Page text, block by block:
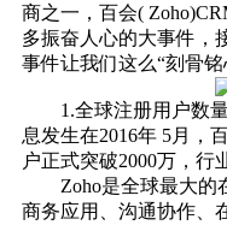
商之一，百会(
多振奋人心的大事件，
事件让我们这么“刻骨铭
1.全球注册用户数量
息发生在2016年 5月，
户正式突破2000万，行
Zoho是全球最大的
商务应用、沟通协作、